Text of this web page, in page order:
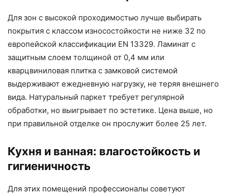
Для зон с высокой проходимостью лучше выбирать
покрытия с классом износостойкости не ниже 32 по
европейской классификации EN 13329. Ламинат с
защитным слоем толщиной от 0,4 мм или
кварцвиниловая плитка с замковой системой
выдерживают ежедневную нагрузку, не теряя внешнего
вида. Натуральный паркет требует регулярной
обработки, но выигрывает по эстетике. Цена выше, но
при правильной отделке он прослужит более 25 лет.
Кухня и ванная: влагостойкость и
гигиеничность
Для этих помещений профессионалы советуют